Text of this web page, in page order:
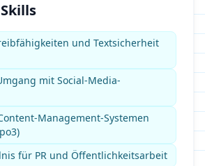
und Textsicherheit
mit Social-Media-
Management-Systemen
für PR und Öffentlichkeitsarbeit